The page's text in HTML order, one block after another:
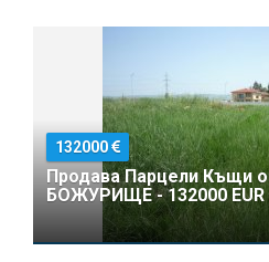
132000
Продава Парцели Къщи
БОЖУРИЩЕ - 132000 EUR